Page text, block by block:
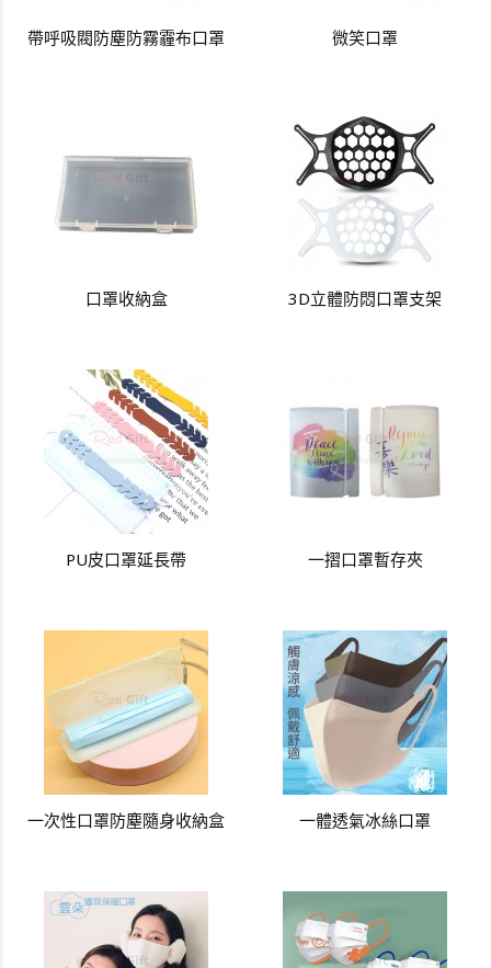
帶呼吸閥防塵防霧霾布口罩 微笑口罩
口罩收納盒 3D立體防悶口罩支架
PU皮口罩延長帶 一摺口罩暫存夾
一次性口罩防塵隨身收納盒 一體透氣冰絲口罩